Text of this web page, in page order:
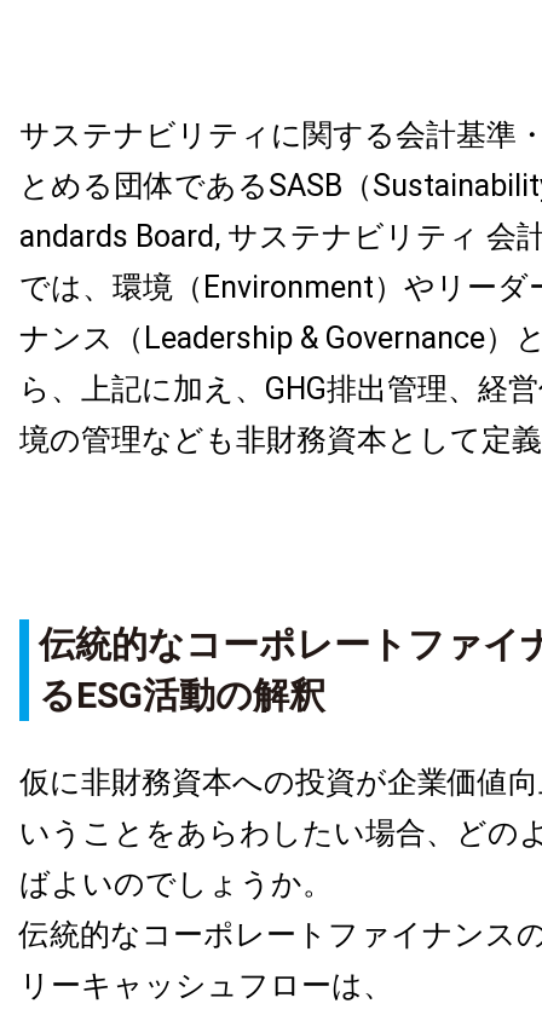
サステナビリティに関する会計基準
とめる団体であるSASB（
andards Board, サステナビリティ 会
では、環境（Environment）やリー
ナンス（Leadership & Governance）
ら、上記に加え、GHG排出管理、経
境の管理なども非財務資本として定
伝統的なコーポレートファイ
るESG活動の解釈
仮に非財務資本への投資が企業価値
いうことをあらわしたい場合、どの
ばよいのでしょうか。
伝統的なコーポレートファイナンス
リーキャッシュフローは、